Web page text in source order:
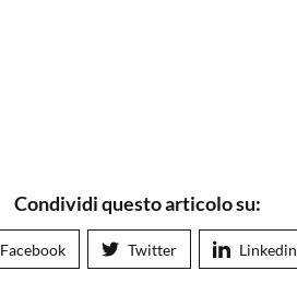
Condividi questo articolo su:
Facebook Twitter Linkedin